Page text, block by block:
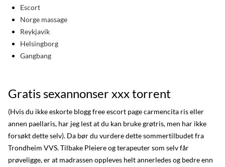
Escort
Norge massage
Reykjavík
Helsingborg
Gangbang
Gratis sexannonser xxx torrent
(Hvis du ikke eskorte blogg free escort page carmencita ris eller
annen paellaris, har jeg lest at du kan bruke grøtris, men har ikke
forsøkt dette selv). Da bør du vurdere dette sommertilbudet fra
Trondheim VVS. Tilbake Pleiere og terapeuter som selv får
prøveligge, er at madrassen oppleves helt annerledes og bedre enn